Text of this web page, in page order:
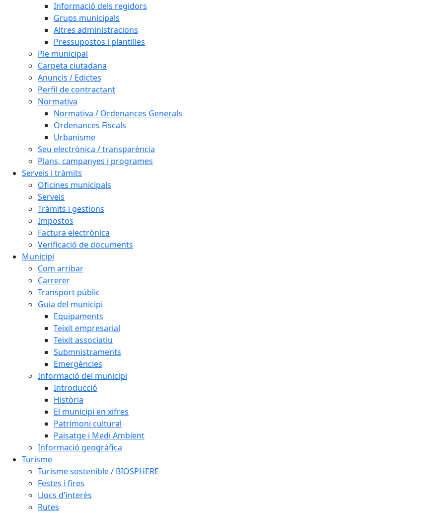
Informació dels regidors
Grups municipals
Altres administracions
Pressupostos i plantilles
Ple municipal
Carpeta ciutadana
Anuncis / Edictes
Perfil de contractant
Normativa
Normativa / Ordenances Generals
Ordenances Fiscals
Urbanisme
Seu electrònica / transparència
Plans, campanyes i programes
Serveis i tràmits
Oficines municipals
Serveis
Tràmits i gestions
Impostos
Factura electrònica
Verificació de documents
Municipi
Com arribar
Carrerer
Transport públic
Guia del municipi
Equipaments
Teixit empresarial
Teixit associatiu
Submnistraments
Emergències
Informació del municipi
Introducció
Història
El municipi en xifres
Patrimoni cultural
Paisatge i Medi Ambient
Informació geogràfica
Turisme
Turisme sostenible / BIOSPHERE
Festes i fires
Llocs d'interès
Rutes